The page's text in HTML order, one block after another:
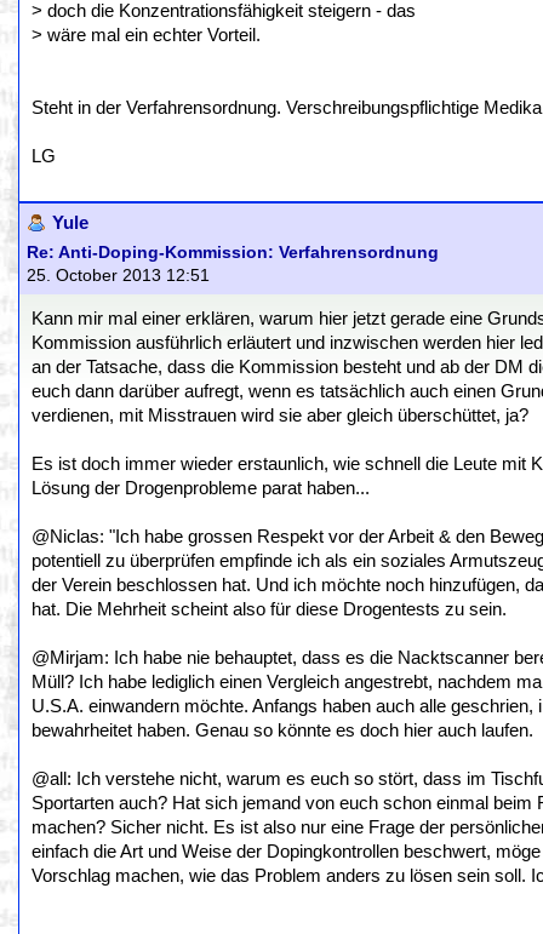
> doch die Konzentrationsfähigkeit steigern - das
> wäre mal ein echter Vorteil.
Steht in der Verfahrensordnung. Verschreibungspflichtige
LG
Yule
Re: Anti-Doping-Kommission: Verfahrensordnung
25. October 2013 12:51
Kann mir mal einer erklären, warum hier jetzt gerade eine
Kommission ausführlich erläutert und inzwischen werden hier
an der Tatsache, dass die Kommission besteht und ab der DM
euch dann darüber aufregt, wenn es tatsächlich auch einen
verdienen, mit Misstrauen wird sie aber gleich überschüttet, ja?
Es ist doch immer wieder erstaunlich, wie schnell die Leute mit
Lösung der Drogenprobleme parat haben...
@Niclas: "Ich habe grossen Respekt vor der Arbeit & den
potentiell zu überprüfen empfinde ich als ein soziales
der Verein beschlossen hat. Und ich möchte noch hinzufügen,
hat. Die Mehrheit scheint also für diese Drogentests zu sein.
@Mirjam: Ich habe nie behauptet, dass es die Nacktscanner
Müll? Ich habe lediglich einen Vergleich angestrebt, nachdem
U.S.A. einwandern möchte. Anfangs haben auch alle
bewahrheitet haben. Genau so könnte es doch hier auch laufen.
@all: Ich verstehe nicht, warum es euch so stört, dass im
Sportarten auch? Hat sich jemand von euch schon einmal
machen? Sicher nicht. Es ist also nur eine Frage der
einfach die Art und Weise der Dopingkontrollen beschwert,
Vorschlag machen, wie das Problem anders zu lösen sein soll.